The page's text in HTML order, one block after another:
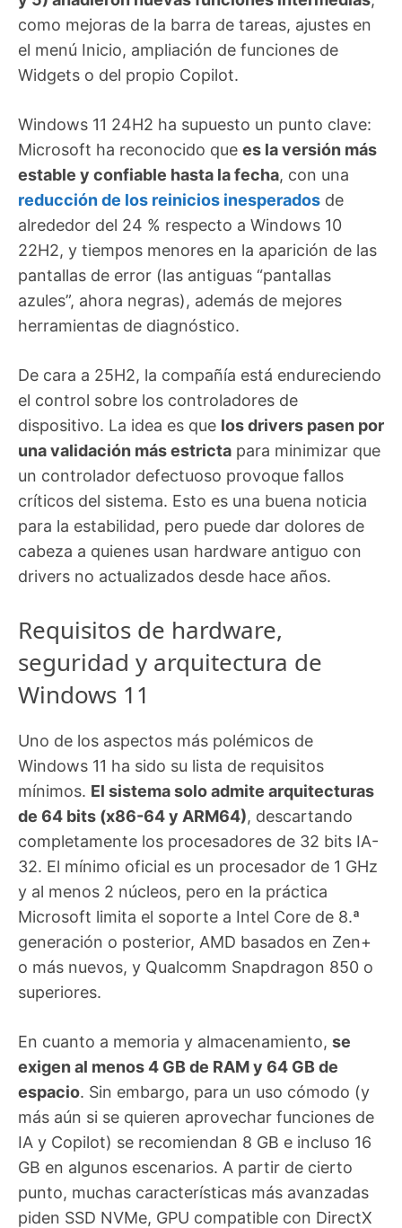
como mejoras de la barra de tareas, ajustes en
el menú Inicio, ampliación de funciones de
Widgets o del propio Copilot.
Windows 11 24H2 ha supuesto un punto clave:
Microsoft ha reconocido que es la versión más
estable y confiable hasta la fecha, con una
reducción de los reinicios inesperados de
alrededor del 24 % respecto a Windows 10
22H2, y tiempos menores en la aparición de las
pantallas de error (las antiguas “pantallas
azules”, ahora negras), además de mejores
herramientas de diagnóstico.
De cara a 25H2, la compañía está endureciendo
el control sobre los controladores de
dispositivo. La idea es que los drivers pasen por
una validación más estricta para minimizar que
un controlador defectuoso provoque fallos
críticos del sistema. Esto es una buena noticia
para la estabilidad, pero puede dar dolores de
cabeza a quienes usan hardware antiguo con
drivers no actualizados desde hace años.
Requisitos de hardware,
seguridad y arquitectura de
Windows 11
Uno de los aspectos más polémicos de
Windows 11 ha sido su lista de requisitos
mínimos. El sistema solo admite arquitecturas
de 64 bits (x86-64 y ARM64), descartando
completamente los procesadores de 32 bits IA-
32. El mínimo oficial es un procesador de 1 GHz
y al menos 2 núcleos, pero en la práctica
Microsoft limita el soporte a Intel Core de 8.ª
generación o posterior, AMD basados en Zen+
o más nuevos, y Qualcomm Snapdragon 850 o
superiores.
En cuanto a memoria y almacenamiento, se
exigen al menos 4 GB de RAM y 64 GB de
espacio. Sin embargo, para un uso cómodo (y
más aún si se quieren aprovechar funciones de
IA y Copilot) se recomiendan 8 GB e incluso 16
GB en algunos escenarios. A partir de cierto
punto, muchas características más avanzadas
piden SSD NVMe, GPU compatible con DirectX